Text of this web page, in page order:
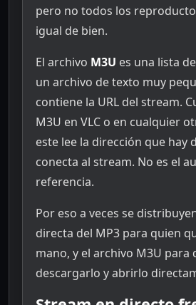
pero no todos los
igual de bien.
El archivo M3U es una lista
un archivo de texto muy
contiene la URL del stream.
M3U en VLC o en cualquier
este lee la dirección que hay
conecta al stream. No es el
referencia.
Por eso a veces se
directa del MP3 para quien
mano, y el archivo M3U para
descargarlo y abrirlo